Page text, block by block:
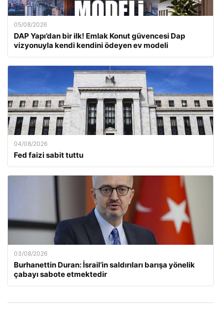
05/08/2026
DAP Yapı’dan bir ilk! Emlak Konut güvencesi Dap
vizyonuyla kendi kendini ödeyen ev modeli
04/08/2026
Fed faizi sabit tuttu
03/08/2026
Burhanettin Duran: İsrail’in saldırıları barışa yönelik
çabayı sabote etmektedir